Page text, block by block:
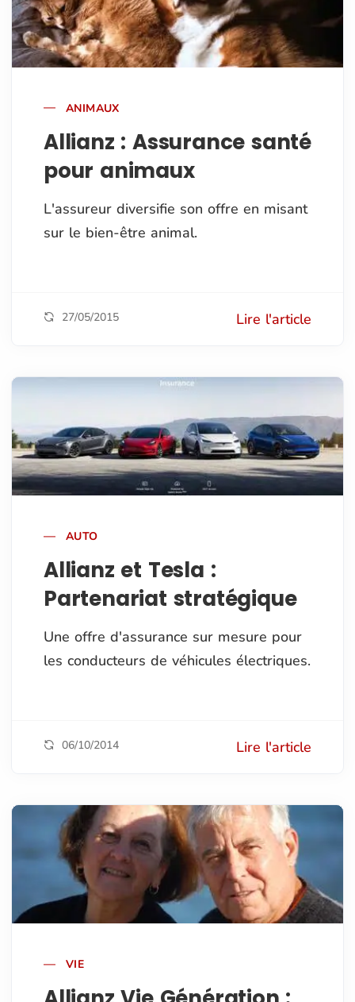
ANIMAUX
Allianz : Assurance santé
pour animaux
L'assureur diversifie son offre en misant
sur le bien-être animal.
27/05/2015 Lire l'article
AUTO
Allianz et Tesla :
Partenariat stratégique
Une offre d'assurance sur mesure pour
les conducteurs de véhicules électriques.
06/10/2014 Lire l'article
VIE